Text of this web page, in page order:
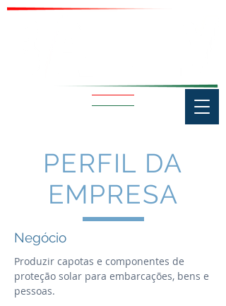
PERFIL DA
EMPRESA
Negócio
Produzir capotas e componentes de
proteção solar para embarcações, bens e
pessoas.